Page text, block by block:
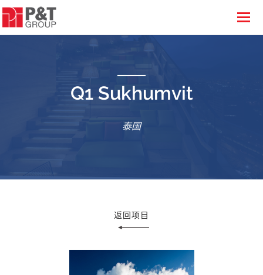
Q1 Sukhumvit
泰国
返回项目